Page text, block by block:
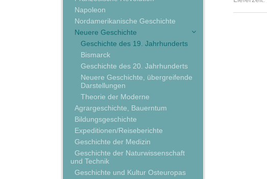
Napoleon
Nordamerikanische Geschichte
Neuere Geschichte
Geschichte des 19. Jahrhunderts
Bismarck
Geschichte des 20. Jahrhunderts
Neuere Geschichte, übergreifende
Darstellungen
Theorie der Moderne
Agrargeschichte, Bauerntum
Bildungsgeschichte
Expeditionen/Reiseberichte
Geschichte der Medizin
Geschichte der Naturwissenschaft
und Technik
Geschichte und Kultur Osteuropas